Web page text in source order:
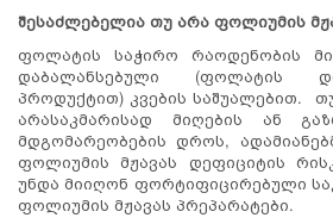
შესაძლებელია თუ არა ფოლიუმის
ფოლატის საჭირო რაოდენობის
დაბალანსებული (ფოლატის
პროდუქტით) კვების საშუალებით.
არასაკმარისად მიღების ან
მდგომარეობების დროს,
ფოლიუმის მჟავას დეფიციტის
უნდა მიიღონ ფორტიფიცირებული
ფოლიუმის მჟავას პრეპარატები.